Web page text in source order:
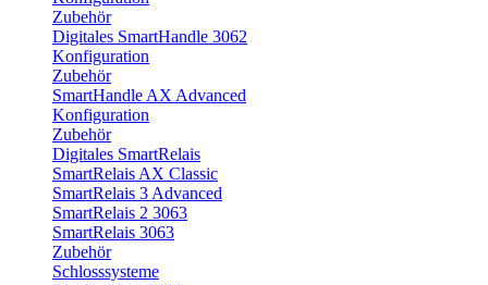
Zubehör
Digitales SmartHandle 3062
Konfiguration
Zubehör
SmartHandle AX Advanced
Konfiguration
Zubehör
Digitales SmartRelais
SmartRelais AX Classic
SmartRelais 3 Advanced
SmartRelais 2 3063
SmartRelais 3063
Zubehör
Schlosssysteme